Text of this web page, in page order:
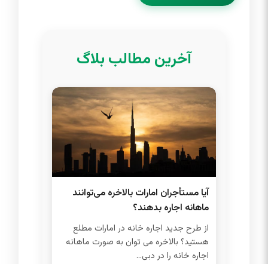
آخرین مطالب بلاگ
آیا مستأجران امارات بالاخره می‌توانند
ماهانه اجاره بدهند؟
از طرح جدید اجاره خانه در امارات مطلع
هستید؟ بالاخره می توان به صورت ماهانه
اجاره خانه را در دبی...